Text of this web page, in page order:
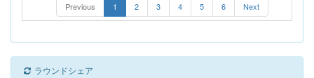
Previous 1 2 3 4 5 6 Next
ラウンドシェア